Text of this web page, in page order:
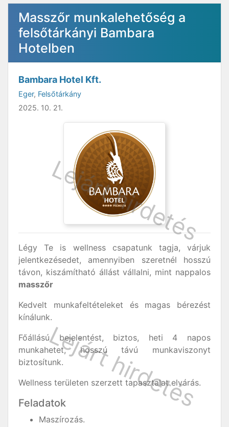
Masszőr munkalehetőség a
felsőtárkányi Bambara
Hotelben
Bambara Hotel Kft.
Eger, Felsőtárkány
2025. 10. 21.
Légy Te is wellness csapatunk tagja, várjuk
jelentkezésedet, amennyiben szeretnél hosszú
távon, kiszámítható állást vállalni, mint nappalos
masszőr
Kedvelt munkafeltételeket és magas bérezést
kínálunk.
Főállású bejelentést, biztos, heti 4 napos
munkahetet, hosszú távú munkaviszonyt
biztosítunk.
Wellness területen szerzett tapasztalat elvárás.
Feladatok
Maszírozás.